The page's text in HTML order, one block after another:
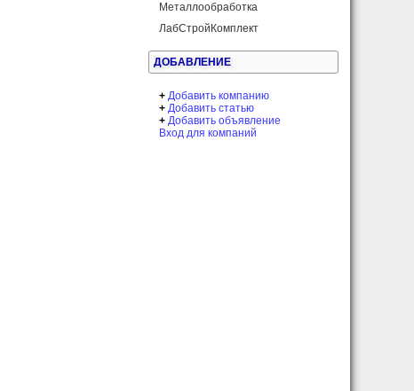
Металлообработка
ЛабСтройКомплект
ДОБАВЛЕНИЕ
+ Добавить компанию
+ Добавить статью
+ Добавить объявление
Вход для компаний